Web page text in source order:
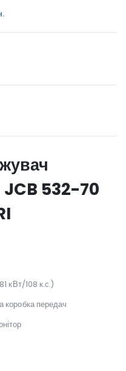
JCB 532-70
кВт/108 к.с.)
коробка передач